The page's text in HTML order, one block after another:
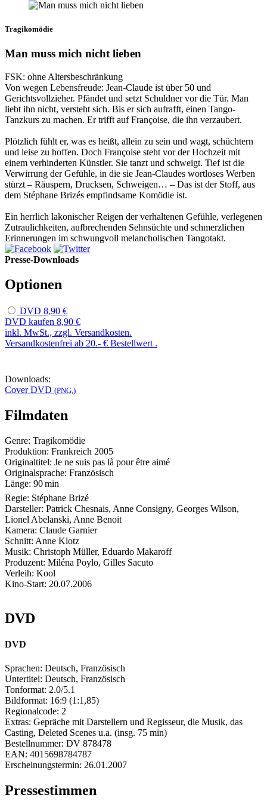
Tragikomödie
Man muss mich nicht lieben
FSK: ohne Altersbeschränkung
Von wegen Lebensfreude: Jean-Claude ist über 50 und
Gerichtsvollzieher. Pfändet und setzt Schuldner vor die Tür. Man
liebt ihn nicht, versteht sich. Bis er sich aufrafft, einen Tango-
Tanzkurs zu machen. Er trifft auf Françoise, die ihn verzaubert.
Plötzlich fühlt er, was es heißt, allein zu sein und wagt, schüchtern
und leise zu hoffen. Doch Françoise steht vor der Hochzeit mit
einem verhinderten Künstler. Sie tanzt und schweigt. Tief ist die
Verwirrung der Gefühle, in die sie Jean-Claudes wortloses Werben
stürzt – Räuspern, Drucksen, Schweigen… – Das ist der Stoff, aus
dem Stéphane Brizés empfindsame Komödie ist.
Ein herrlich lakonischer Reigen der verhaltenen Gefühle, verlegenen
Zutraulichkeiten, aufbrechenden Sehnsüchte und schmerzlichen
Erinnerungen im schwungvoll melancholischen Tangotakt.
Presse-Downloads
Optionen
DVD 8,90 €
DVD kaufen 8,90 €
inkl. MwSt., zzgl. Versandkosten.
Versandkostenfrei ab 20.- € Bestellwert .
Downloads:
Cover DVD (PNG,)
Filmdaten
Genre: Tragikomödie
Produktion: Frankreich 2005
Originaltitel: Je ne suis pas là pour être aimé
Originalsprache: Französisch
Länge: 90 min
Regie: Stéphane Brizé
Darsteller: Patrick Chesnais, Anne Consigny, Georges Wilson,
Lionel Abelanski, Anne Benoit
Kamera: Claude Garnier
Schnitt: Anne Klotz
Musik: Christoph Müller, Eduardo Makaroff
Produzent: Miléna Poylo, Gilles Sacuto
Verleih: Kool
Kino-Start: 20.07.2006
DVD
DVD
Sprachen: Deutsch, Französisch
Untertitel: Deutsch, Französisch
Tonformat: 2.0/5.1
Bildformat: 16:9 (1:1,85)
Regionalcode: 2
Extras: Gepräche mit Darstellern und Regisseur, die Musik, das
Casting, Deleted Scenes u.a. (insg. 75 min)
Bestellnummer: DV 878478
EAN: 4015698784787
Erscheinungstermin: 26.01.2007
Pressestimmen